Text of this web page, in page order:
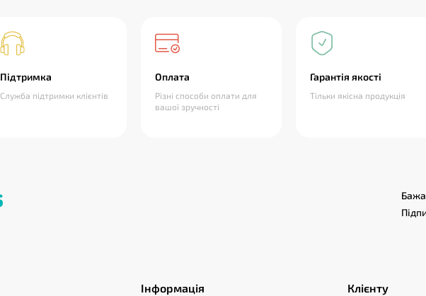
Підтримка
Служба підтримки клієнтів
Оплата
Різні способи оплати для
вашої зручності
Гарантія якості
Тільки якісна продукція
Інформація Клієнту